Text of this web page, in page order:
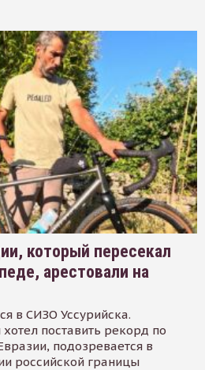
который пересекал
арестовали на
в СИЗО Уссурийска.
поставить рекорд по
подозревается в
российской границы